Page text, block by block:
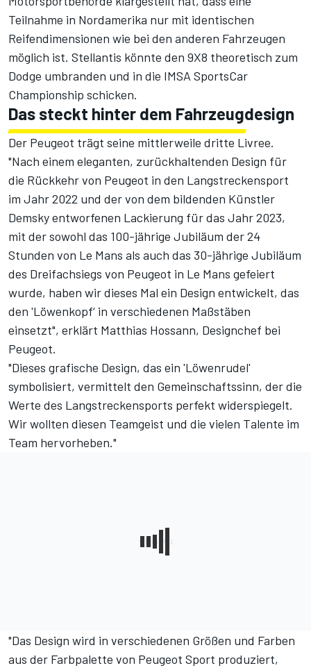
Teilnahme in Nordamerika nur mit identischen
Reifendimensionen wie bei den anderen Fahrzeugen
möglich ist. Stellantis könnte den 9X8 theoretisch zum
Dodge umbranden und in die IMSA SportsCar
Championship schicken.
Das steckt hinter dem Fahrzeugdesign
Der Peugeot trägt seine mittlerweile dritte Livree.
"Nach einem eleganten, zurückhaltenden Design für
die Rückkehr von Peugeot in den Langstreckensport
im Jahr 2022 und der von dem bildenden Künstler
Demsky entworfenen Lackierung für das Jahr 2023,
mit der sowohl das 100-jährige Jubiläum der 24
Stunden von Le Mans als auch das 30-jährige Jubiläum
des Dreifachsiegs von Peugeot in Le Mans gefeiert
wurde, haben wir dieses Mal ein Design entwickelt, das
den 'Löwenkopf‘ in verschiedenen Maßstäben
einsetzt", erklärt Matthias Hossann, Designchef bei
Peugeot.
"Dieses grafische Design, das ein 'Löwenrudel'
symbolisiert, vermittelt den Gemeinschaftssinn, der die
Werte des Langstreckensports perfekt widerspiegelt.
Wir wollten diesen Teamgeist und die vielen Talente im
Team hervorheben."
"Das Design wird in verschiedenen Größen und Farben
aus der Farbpalette von Peugeot Sport produziert,